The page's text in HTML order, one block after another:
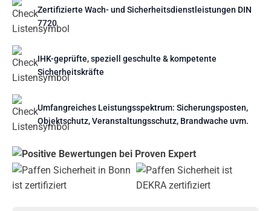
Zertifizierte Wach- und Sicherheitsdienstleistungen DIN
7720
IHK-geprüfte, speziell geschulte & kompetente
Sicherheitskräfte
Umfangreiches Leistungsspektrum: Sicherungsposten,
Objektschutz, Veranstaltungsschutz, Brandwache uvm.